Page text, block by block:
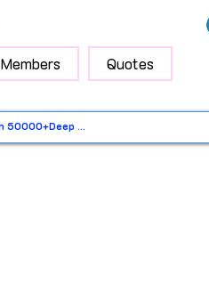
Members Quotes